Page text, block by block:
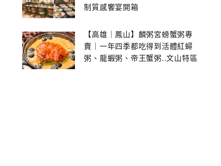
制質感饗宴開箱
【高雄｜鳳山】麟粥宮螃蟹粥專
賣｜一年四季都吃得到活體紅蟳
粥、龍蝦粥、帝王蟹粥..文山特區